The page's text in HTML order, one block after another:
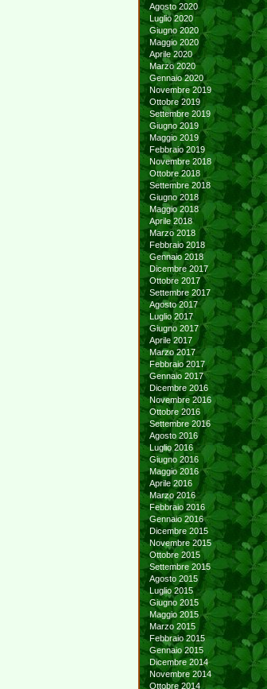
Agosto 2020
Luglio 2020
Giugno 2020
Maggio 2020
Aprile 2020
Marzo 2020
Gennaio 2020
Novembre 2019
Ottobre 2019
Settembre 2019
Giugno 2019
Maggio 2019
Febbraio 2019
Novembre 2018
Ottobre 2018
Settembre 2018
Giugno 2018
Maggio 2018
Aprile 2018
Marzo 2018
Febbraio 2018
Gennaio 2018
Dicembre 2017
Ottobre 2017
Settembre 2017
Agosto 2017
Luglio 2017
Giugno 2017
Aprile 2017
Marzo 2017
Febbraio 2017
Gennaio 2017
Dicembre 2016
Novembre 2016
Ottobre 2016
Settembre 2016
Agosto 2016
Luglio 2016
Giugno 2016
Maggio 2016
Aprile 2016
Marzo 2016
Febbraio 2016
Gennaio 2016
Dicembre 2015
Novembre 2015
Ottobre 2015
Settembre 2015
Agosto 2015
Luglio 2015
Giugno 2015
Maggio 2015
Marzo 2015
Febbraio 2015
Gennaio 2015
Dicembre 2014
Novembre 2014
Ottobre 2014